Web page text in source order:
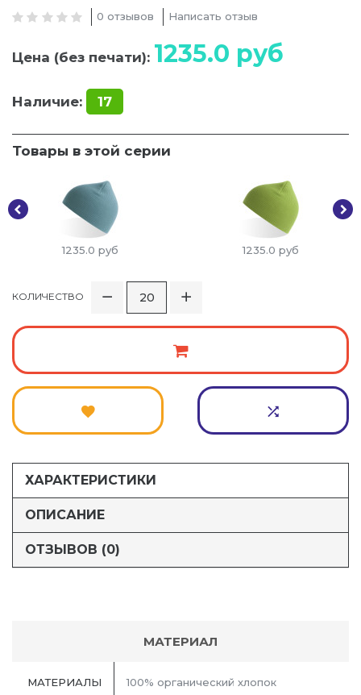
0 отзывов Написать отзыв
Цена (без печати): 1235.0 руб
Наличие: 17
Товары в этой серии
1235.0 руб 1235.0 руб
КОЛИЧЕСТВО
ХАРАКТЕРИСТИКИ
ОПИСАНИЕ
ОТЗЫВОВ (0)
МАТЕРИАЛ
МАТЕРИАЛЫ 100% органический хлопок